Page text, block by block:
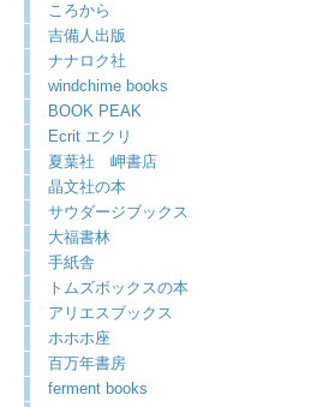
ころから
吉備人出版
ナナロク社
windchime books
BOOK PEAK
Ecrit エクリ
夏葉社 岬書店
晶文社の本
サウダージブックス
大福書林
手紙舎
トムズボックスの本
アリエスブックス
ホホホ座
百万年書房
ferment books